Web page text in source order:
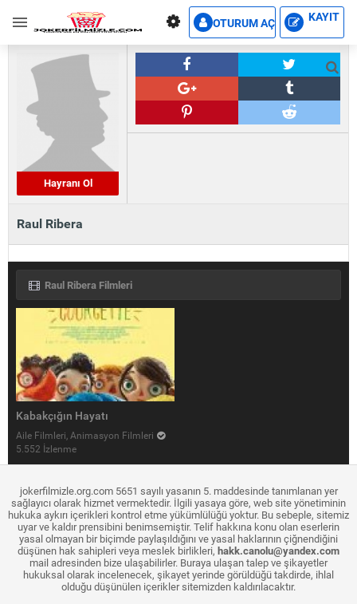
OTURUM AÇ KAYIT
Hayranı Ol
Raul Ribera
Raul Ribera Filmleri
Kabakçığın Hayatı
Aile Filmleri, Animasyon Filmleri
5.552 İzlenme
jokerfilmizle.org.com 5651 sayılı yasanın 5. maddesinde tanımlanan yer
sağlayıcı olarak hizmet vermektedir. İlgili yasaya göre, web site yönetiminin
hukuka aykırı içerikleri kontrol etme yükümlülüğü yoktur. Bu sebeple, sitemiz
uyar ve kaldır prensibini benimsemiştir. Telif hakkına konu olan eserlerin
yasal olmayan bir biçimde paylaşıldığını ve yasal haklarının çiğnendiğini
düşünen hak sahipleri veya meslek birlikleri, hakk.canolu@yandex.com
mail adresinden bize ulaşabilirler. Buraya ulaşan talep ve şikayetler
hukuksal olarak incelenecek, şikayet yerinde görüldüğü takdirde, ihlal
olduğu düşünülen içerikler sitemizden kaldırılacaktır.